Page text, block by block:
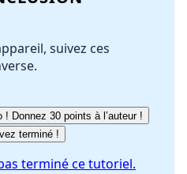
suivez ces
Donnez 30 points à l’auteur !
terminé !
terminé ce tutoriel.